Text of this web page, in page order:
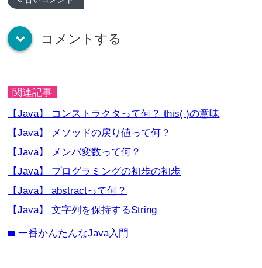
down コメントする
関連記事
【Java】 コンストラクタって何？ this( )の意味
【Java】 メソッドの戻り値って何？
【Java】 メンバ変数って何？
【Java】 プログラミングの初歩の初歩
【Java】 abstractって何？
【Java】 文字列を保持するString
folder一番かんたんなJava入門